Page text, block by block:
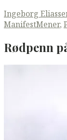
Ingeborg
ManifestMener,
Rødpenn